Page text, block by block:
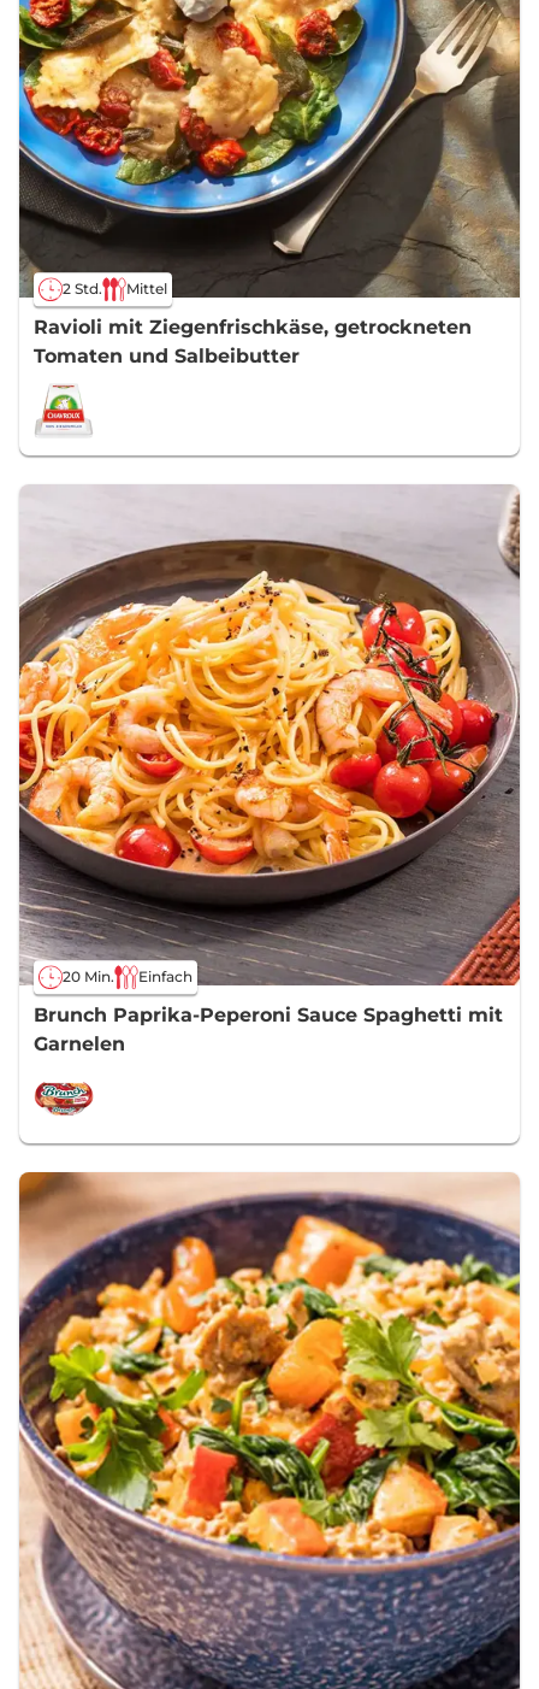
2 Std. Mittel
Ravioli mit Ziegenfrischkäse, getrockneten
Tomaten und Salbeibutter
20 Min. Einfach
Brunch Paprika-Peperoni Sauce Spaghetti mit
Garnelen